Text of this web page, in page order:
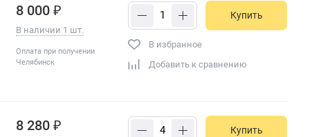
8 000 ₽
В наличии 1 шт.
Оплата при получении
Челябинск
Купить
В избранное
Добавить к сравнению
8 280 ₽ Купить